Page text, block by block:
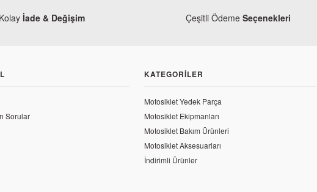
110 Marş Pinyon Dişli Kapağı
Kolay İade & Değişim Çeşitli Ödeme Seçenekleri
Sorular
KATEGORILER
Motosiklet Yedek Parça
Motosiklet Ekipmanları
Motosiklet Bakım Ürünleri
Motosiklet Aksesuarları
İndirimli Ürünler